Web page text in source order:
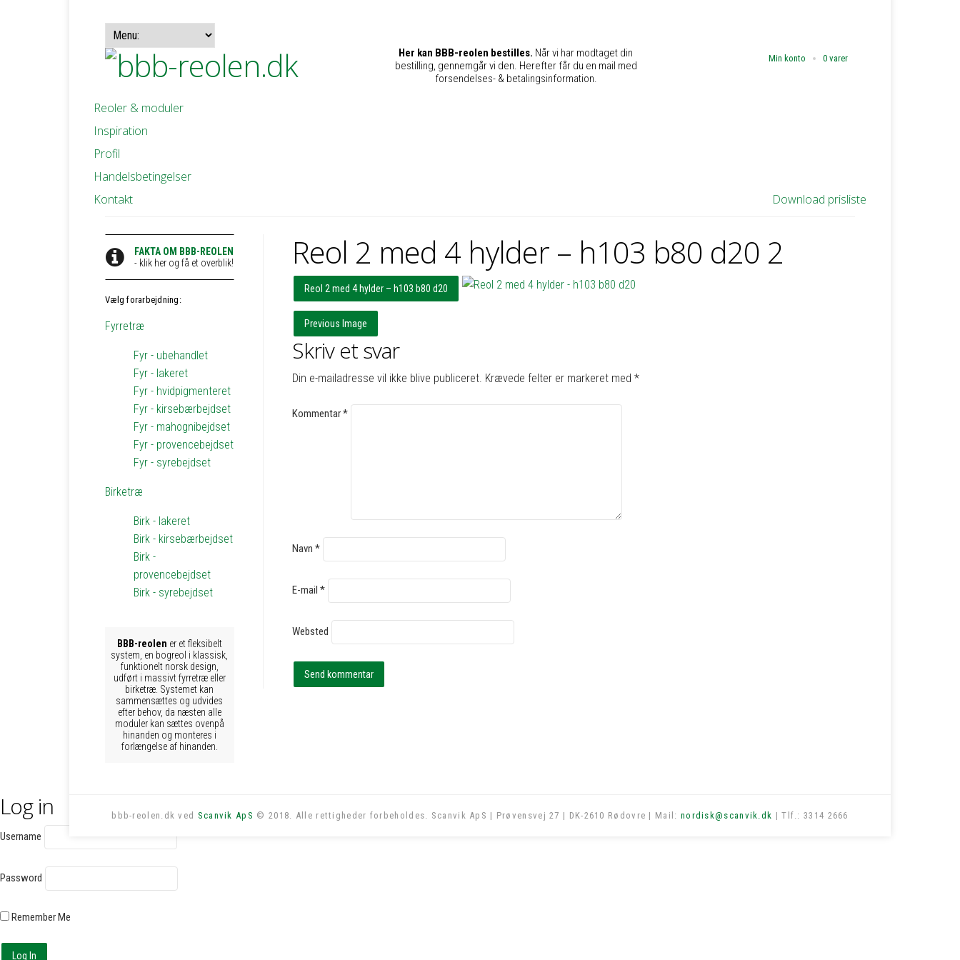
Min konto 0 varer
Her kan BBB-reolen bestilles. Når vi har modtaget din
bestilling, gennemgår vi den. Herefter får du en mail med
forsendelses- & betalingsinformation.
Reoler & moduler
Inspiration
Profil
Handelsbetingelser
Download prisliste
Kontakt
Reol 2 med 4 hylder – h103 b80 d20 2
Reol 2 med 4 hylder – h103 b80 d20
Previous Image
Skriv et svar
Din e-mailadresse vil ikke blive publiceret. Krævede felter er markeret med *
Kommentar*
Navn *
E-mail *
Websted
FAKTA OM BBB-REOLEN
- klik her og få et overblik!
Vælg forarbejdning:
Fyrretræ
Fyr - ubehandlet
Fyr - lakeret
Fyr - hvidpigmenteret
Fyr - kirsebærbejdset
Fyr - mahognibejdset
Fyr - provencebejdset
Fyr - syrebejdset
Birketræ
Birk - lakeret
Birk - kirsebærbejdset
Birk -
provencebejdset
Birk - syrebejdset
BBB-reolen er et fleksibelt
system, en bogreol i klassisk,
funktionelt norsk design,
udført i massivt fyrretræ eller
birketræ. Systemet kan
sammensættes og udvides
efter behov, da næsten alle
moduler kan sættes ovenpå
hinanden og monteres i
forlængelse af hinanden.
bbb-reolen.dk ved Scanvik ApS © 2018. Alle rettigheder forbeholdes. Scanvik ApS | Prøvensvej 27 | DK-2610 Rødovre | Mail: nordisk@scanvik.dk | Tlf.: 3314 2666
Log in
Username
Password
Remember Me